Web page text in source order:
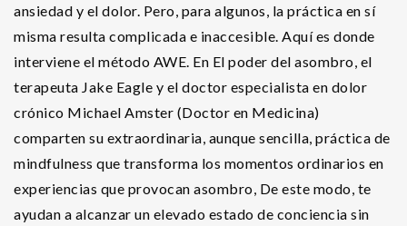
ansiedad y el dolor. Pero, para algunos, la práctica en sí
misma resulta complicada e inaccesible. Aquí es donde
interviene el método AWE. En El poder del asombro, el
terapeuta Jake Eagle y el doctor especialista en dolor
crónico Michael Amster (Doctor en Medicina)
comparten su extraordinaria, aunque sencilla, práctica de
mindfulness que transforma los momentos ordinarios en
experiencias que provocan asombro, De este modo, te
ayudan a alcanzar un elevado estado de conciencia sin